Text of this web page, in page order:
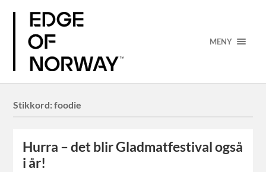
MENY
Stikkord:foodie
Hurra – det blir Gladmatfestival også
i år!